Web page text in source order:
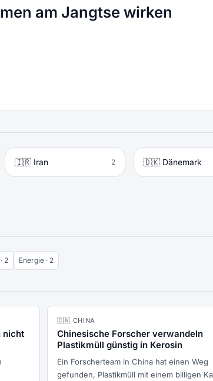
am Jangtse wirken
🇮🇷 Iran 2 🇩🇰 Dänemark
2 Energie · 2
nicht
🇨🇳 CHINA
Chinesische Forscher verwandeln
Plastikmüll günstig in Kerosin
Ein Forscherteam in China hat einen Weg
gefunden, Plastikmüll mit einem billigen